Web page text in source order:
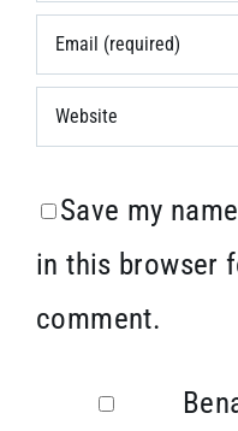
Save my
in this browser
comment.